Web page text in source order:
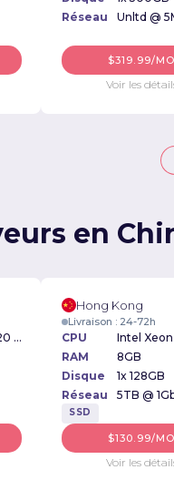
Réseau
Unltd @
$319.99/MO
Voir les
en
Intel Xeon L5520 2.27GHz
Hong Kong
Livraison : 24-72h
CPU
RAM
8GB
Disque
1x 128GB
Réseau
5TB @
SSD
$130.99/MO
Voir les